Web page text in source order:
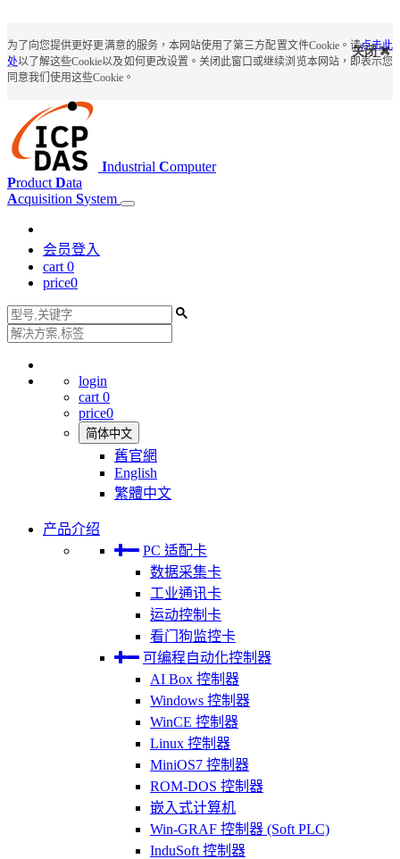
为了向您提供更好更满意的服务，本网站使用了第三方配置文件Cookie。请点击此
处以了解这些Cookie以及如何更改设置。关闭此窗口或继续浏览本网站，即表示您
同意我们使用这些Cookie。
关闭
Industrial Computer
Product Data
Acquisition System
会员登入
cart 0
price0
login
cart 0
price0
简体中文
舊官網
English
繁體中文
产品介绍
PC 适配卡
数据采集卡
工业通讯卡
运动控制卡
看门狗监控卡
可编程自动化控制器
AI Box 控制器
Windows 控制器
WinCE 控制器
Linux 控制器
MiniOS7 控制器
ROM-DOS 控制器
嵌入式计算机
Win-GRAF 控制器 (Soft PLC)
InduSoft 控制器